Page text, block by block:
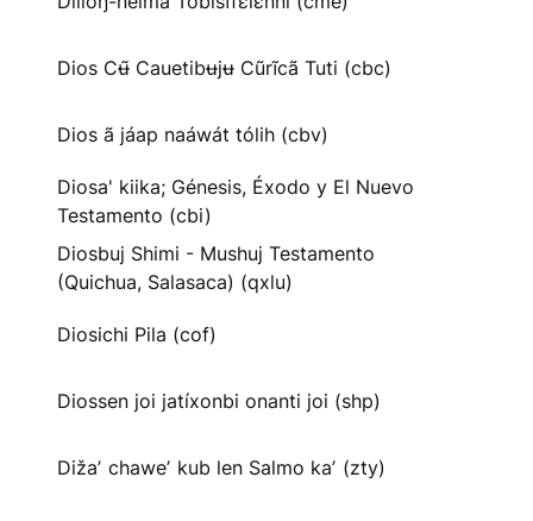
Dios Cʉ̃ Cauetibʉjʉ Cũrĩcã Tuti (cbc)
Dios ã jáap naáwát tólih (cbv)
Diosa' kiika; Génesis, Éxodo y El Nuevo
Testamento (cbi)
Diosbuj Shimi - Mushuj Testamento
(Quichua, Salasaca) (qxlu)
Diosichi Pila (cof)
Diossen joi jatíxonbi onanti joi (shp)
Dižaʼ chaweʼ kub len Salmo kaʼ (zty)